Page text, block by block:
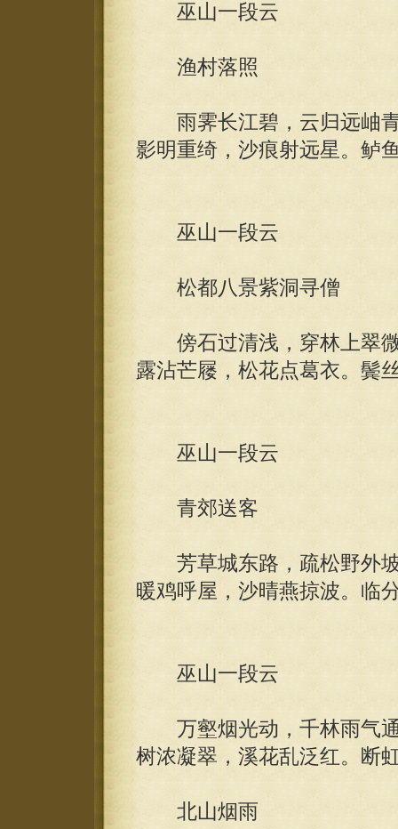
巫山一段云
渔村落照
雨霁长江碧，云归远岫青
影明重绮，沙痕射远星。鲈
巫山一段云
松都八景紫洞寻僧
傍石过清浅，穿林上翠微
露沾芒屦，松花点葛衣。鬓
巫山一段云
青郊送客
芳草城东路，疏松野外坡
暖鸡呼屋，沙晴燕掠波。临
巫山一段云
万壑烟光动，千林雨气通
树浓凝翠，溪花乱泛红。断
北山烟雨